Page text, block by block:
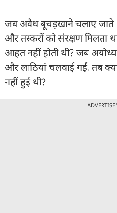
जब अवैध बूचड़खाने चलाए जाते थे,
और तस्करों को संरक्षण मिलता
आहत नहीं होती थी? जब
और लाठियां चलवाई गईं, तब
नहीं हुई थी?